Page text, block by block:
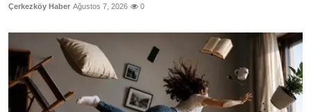
Çerkezköy Haber Ağustos 7, 2026 0